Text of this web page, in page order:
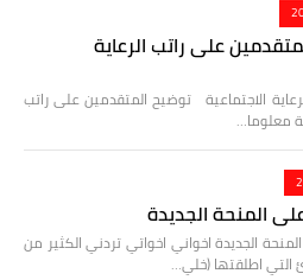
على راتب الرعاية
الاجتماعية توضيح المتقدمين على راتب
المنحة الجديدة
الجديدة اخواني اخواتي تردني الكثير من
التي اطلقتها (خلي…